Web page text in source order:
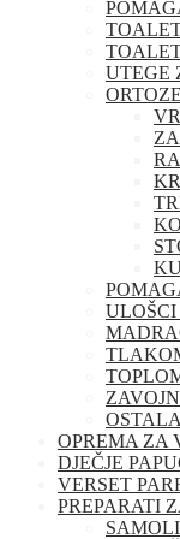
UTEGE
OPREMA ZA
DJEČJE
VERSET
PREPARATI